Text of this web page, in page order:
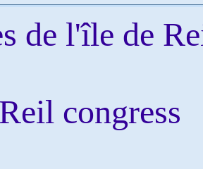
de l'île de
congress